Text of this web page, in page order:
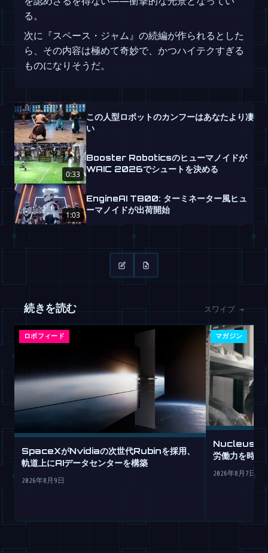
る。
次に『スペース・ジャム』の続編が作られるとした
ら、その内容は極めて奇妙で、かつハイテクすぎる
ものになりそうだ。
この人型ロボットのカンフーはあなたより凄
い
0:33
Booster Roboticsのヒューマノイドが
WAIC 2026でシュートを決める
1:03
EngineAI T800: ターミネーター風ヒュ
ーマノイドが出荷開始
続きを読む スワイプ →
ロボフィード
SpaceXがNvidiaの次世代Rubinを採用、
軌道上にAIデータセンターを構築
2026年8月9日
マガジン
Nucleusが
労働力を時間
2026年8月7日